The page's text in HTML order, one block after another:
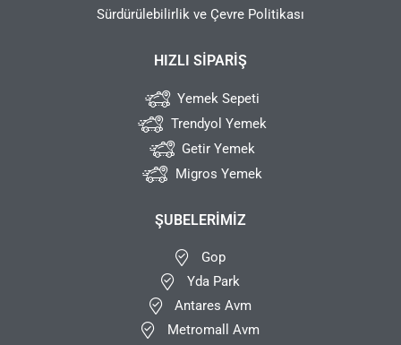
Sürdürülebilirlik ve Çevre Politikası
HIZLI SIPARIŞ
Yemek Sepeti
Trendyol Yemek
Getir Yemek
Migros Yemek
ŞUBELERIMIZ
Gop
Yda Park
Antares Avm
Metromall Avm